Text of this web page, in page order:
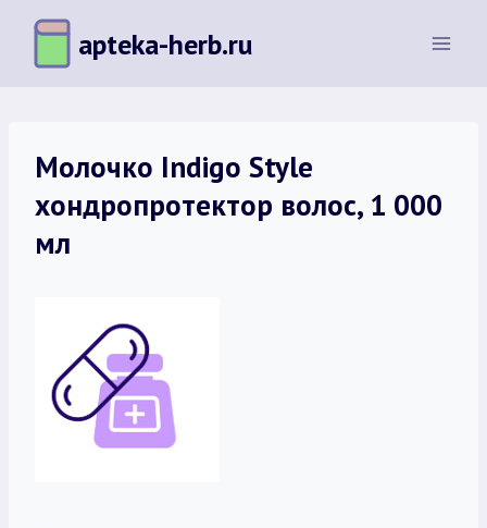
Перейти
содержимому
apteka-herb.ru
Молочко Indigo Style
хондропротектор волос, 1 000
мл